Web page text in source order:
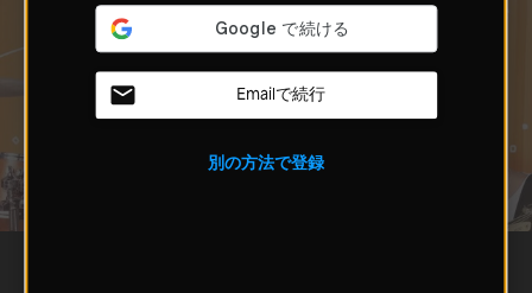
Emailで続行
別の方法で登録